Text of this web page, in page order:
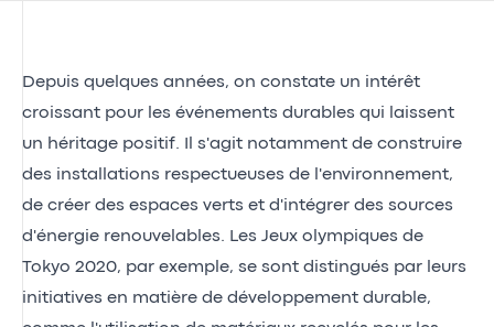
Depuis quelques années, on constate un intérêt
croissant pour les événements durables qui laissent
un héritage positif. Il s'agit notamment de construire
des installations respectueuses de l'environnement,
de créer des espaces verts et d'intégrer des sources
d'énergie renouvelables. Les Jeux olympiques de
Tokyo 2020, par exemple, se sont distingués par leurs
initiatives en matière de développement durable,